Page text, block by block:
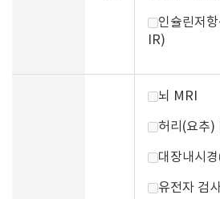
인슐린저
IR)
뇌 MRI
허리(요추)
대장내시
유전자 검